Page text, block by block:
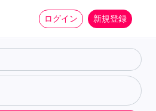
ログイン 新規登録